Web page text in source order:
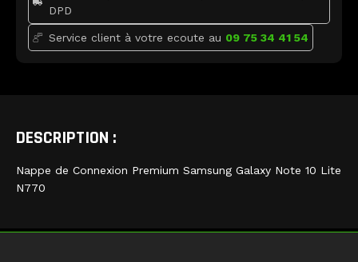
DPD
Service client à votre ecoute au 09 75 34 41 54
DESCRIPTION :
Nappe de Connexion Premium Samsung Galaxy Note 10 Lite
N770